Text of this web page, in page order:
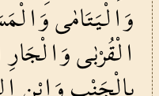
وَالْيَتَامٰى
الْقُرْبٰىوَالْجَارِ